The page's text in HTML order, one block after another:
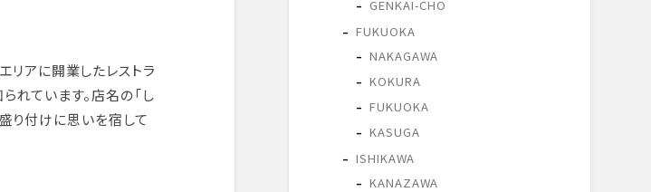
リアに開業したレストラ
れています。店名の「し
り付けに思いを宿して
GENKAI-CHO
FUKUOKA
NAKAGAWA
KOKURA
FUKUOKA
KASUGA
ISHIKAWA
KANAZAWA